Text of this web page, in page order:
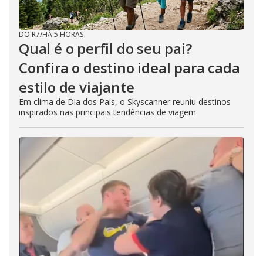
DO R7/HÁ 5 HORAS
Qual é o perfil do seu pai?
Confira o destino ideal para cada
estilo de viajante
Em clima de Dia dos Pais, o Skyscanner reuniu destinos
inspirados nas principais tendências de viagem